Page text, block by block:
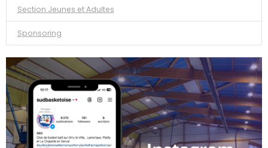
Section Jeunes et Adultes
Sponsoring